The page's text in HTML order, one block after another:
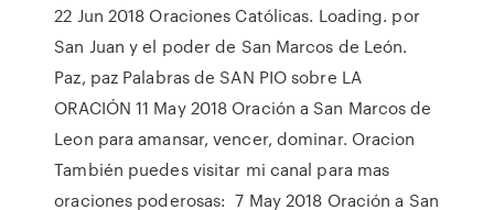
22 Jun 2018 Oraciones Católicas. Loading. por
San Juan y el poder de San Marcos de León.
Paz, paz Palabras de SAN PIO sobre LA
ORACIÓN 11 May 2018 Oración a San Marcos de
Leon para amansar, vencer, dominar. Oracion
También puedes visitar mi canal para mas
oraciones poderosas: 7 May 2018 Oración a San